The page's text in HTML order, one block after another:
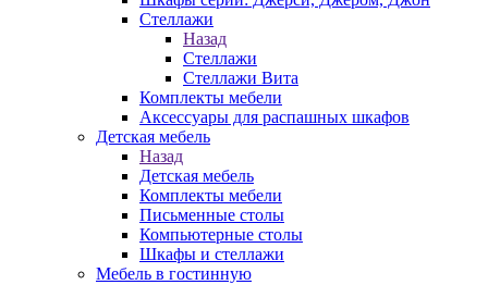
Стеллажи
Назад
Стеллажи
Стеллажи Вита
Комплекты мебели
Аксессуары для распашных шкафов
Детская мебель
Назад
Детская мебель
Комплекты мебели
Письменные столы
Компьютерные столы
Шкафы и стеллажи
Мебель в гостинную